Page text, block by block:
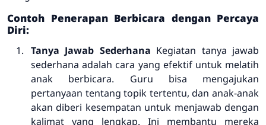
Contoh Penerapan Berbicara dengan Percaya
Diri:
Tanya Jawab Sederhana Kegiatan tanya jawab
sederhana adalah cara yang efektif untuk melatih
anak berbicara. Guru bisa mengajukan
pertanyaan tentang topik tertentu, dan anak-anak
akan diberi kesempatan untuk menjawab dengan
kalimat yang lengkap. Ini membantu mereka